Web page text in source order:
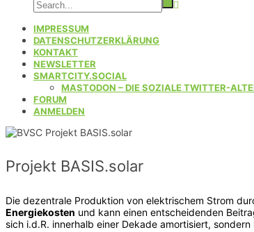
IMPRESSUM
DATENSCHUTZERKLÄRUNG
KONTAKT
NEWSLETTER
SMARTCITY.SOCIAL
MASTODON – DIE SOZIALE TWITTER-
FORUM
ANMELDEN
Projekt BASIS.solar
Die dezentrale Produktion von elektrischem Strom
Energiekosten und kann einen entscheidenden
sich i.d.R. innerhalb einer Dekade amortisiert,